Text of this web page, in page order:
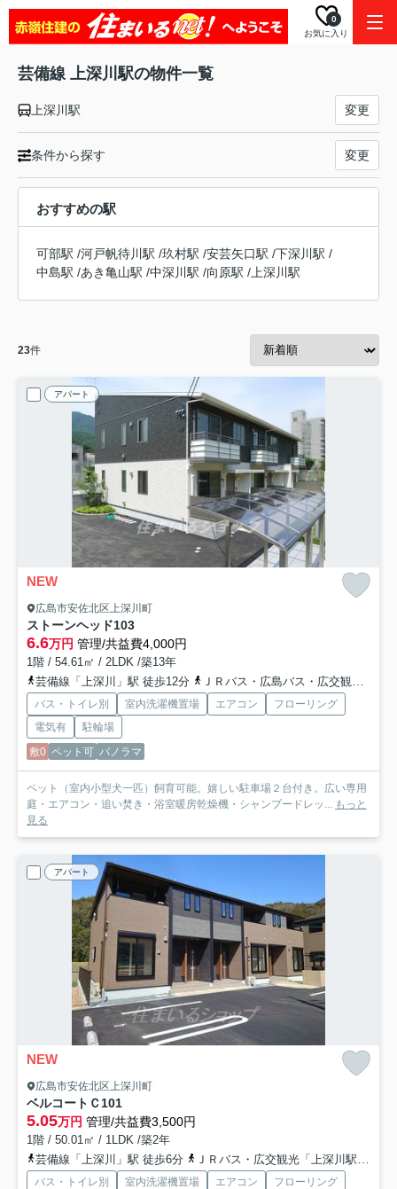
お気に入り
0
芸備線 上深川駅の物件一覧
上深川駅 変更
条件から探す 変更
おすすめの駅
可部駅 /河戸帆待川駅 /玖村駅 /安芸矢口駅 /下深川駅 /
中島駅 /あき亀山駅 /中深川駅 /向原駅 / 上深川駅
23件
アパート
NEW
広島市安佐北区上深川町
ストーンヘッド103
6.6万円 管理/共益費4,000円
1階 / 54.61㎡ / 2LDK /築13年
芸備線「上深川」駅 徒歩12分
ＪＲバス・広島バス・広交観光「上庄原バス停」バス停下車 徒歩6分
バス・トイレ別 室内洗濯機置場 エアコン
フローリング
電気有
駐輪場
敷0 ペット可 パノラマ
ペット（室内小型犬一匹）飼育可能。嬉しい駐車場２台付き。広い専用
庭・エアコン・追い焚き・浴室暖房乾燥機・シャンプードレッ... もっと
見る
アパート
NEW
広島市安佐北区上深川町
ベルコートＣ101
5.05万円 管理/共益費3,500円
1階 / 50.01㎡ / 1LDK /築2年
芸備線「上深川」駅 徒歩6分
ＪＲバス・広交観光「上深川駅前バス停」バス停下車 徒歩6分
バス・トイレ別 室内洗濯機置場 エアコン
フローリング